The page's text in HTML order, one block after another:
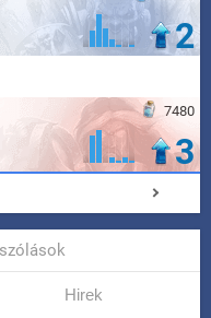
2
7480
3
Hirek